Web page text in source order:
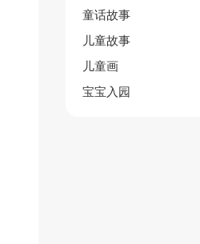
童话故事
儿童故事
儿童画
宝宝入园